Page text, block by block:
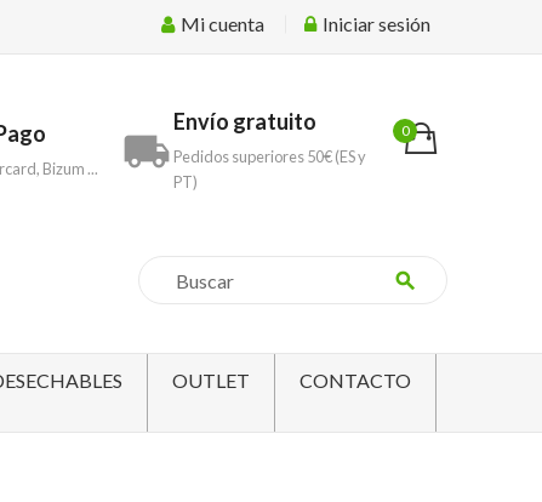
Mi cuenta Iniciar sesión
0
Bizum ... local_shipping
Envío gratuito
Pedidos superiores 50€ (ES y
PT)
search
OUTLET CONTACTO